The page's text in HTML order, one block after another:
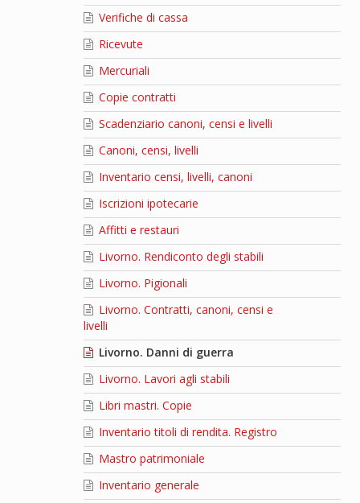
Verifiche di cassa
Ricevute
Mercuriali
Copie contratti
Scadenziario canoni, censi e livelli
Canoni, censi, livelli
Inventario censi, livelli, canoni
Iscrizioni ipotecarie
Affitti e restauri
Livorno. Rendiconto degli stabili
Livorno. Pigionali
Livorno. Contratti, canoni, censi e
livelli
Livorno. Danni di guerra
Livorno. Lavori agli stabili
Libri mastri. Copie
Inventario titoli di rendita. Registro
Mastro patrimoniale
Inventario generale